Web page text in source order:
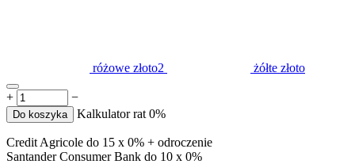
różowe złoto2 żółte złoto
+ −
Do koszyka Kalkulator rat 0%
Credit Agricole do 15 x 0% + odroczenie
Santander Consumer Bank do 10 x 0%